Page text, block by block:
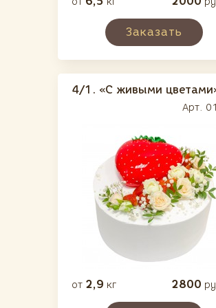
Заказать
4/1. «С живыми
Арт.
от 2,9 кг 2800